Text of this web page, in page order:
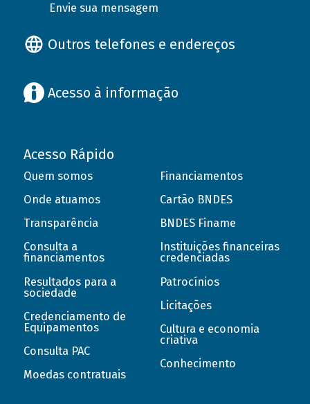
Envie sua mensagem
Outros telefones e endereços
Acesso à informação
Acesso Rápido
Quem somos
Onde atuamos
Transparência
Consulta a
financiamentos
Resultados para a
sociedade
Credenciamento de
Equipamentos
Consulta PAC
Moedas contratuais
Financiamentos
Cartão BNDES
BNDES Finame
Instituições financeiras
credenciadas
Patrocínios
Licitações
Cultura e economia
criativa
Conhecimento